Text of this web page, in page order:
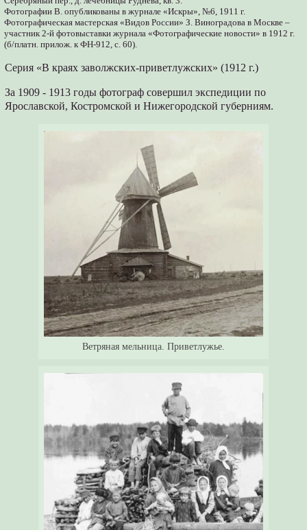
Фотографии В. опубликованы в журнале «Искры», №6, 1911 г.
Фотографическая мастерская «Видов России» З. Виноградова в Москве –
участник 2-й фотовыставки журнала «Фотографические новости» в 1912 г.
(б/платн. прилож. к ФН-912, с. 60).
Серия «В краях заволжских-приветлужских» (1912 г.)
За 1909 - 1913 годы фотограф совершил экспедиции по
Ярославской, Костромской и Нижегородской губерниям.
Ветряная мельница. Приветлужье.